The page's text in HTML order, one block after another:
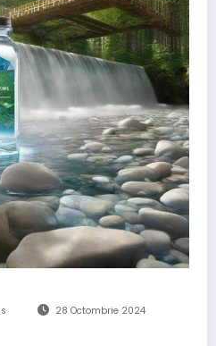
28 Octombrie 2024